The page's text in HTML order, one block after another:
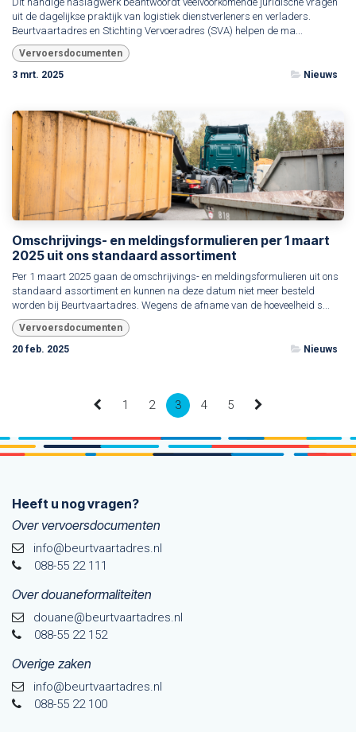
uit de dagelijkse praktijk van logistiek dienstverleners en verladers.
Beurtvaartadres en Stichting Vervoeradres (SVA) helpen de ma...
Vervoersdocumenten
3 mrt. 2025
Nieuws
Omschrijvings- en meldingsformulieren per 1 maart
2025 uit ons standaard assortiment
Per 1 maart 2025 gaan de omschrijvings- en meldingsformulieren uit ons
standaard assortiment en kunnen na deze datum niet meer besteld
worden bij Beurtvaartadres. Wegens de afname van de hoeveelheid s...
Vervoersdocumenten
20 feb. 2025
Nieuws
1 2 3 4 5
Heeft u nog vragen?
Over vervoersdocumenten
info@beurtvaartadres.nl
088-55 22 111
Over douaneformaliteiten
douane@beurtvaarta​dres.nl
088-55 22 152
Overige zaken
info@beurtvaartadres.nl
088-55 22 100